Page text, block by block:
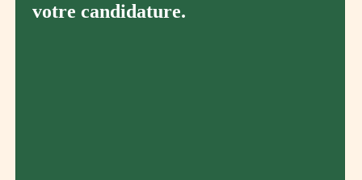
votre candidature.